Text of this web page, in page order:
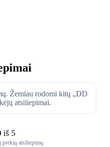
Žemiau rodomi kitų „DD
atsiliepimai.
iš 5
prekių atsiliepimų